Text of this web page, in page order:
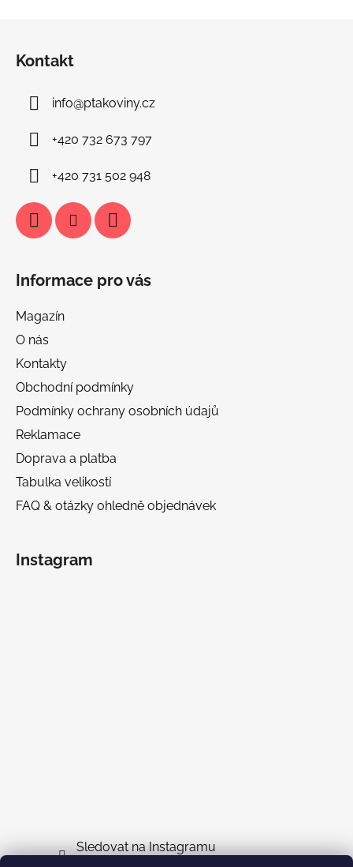
Kontakt
info@ptakoviny.cz
+420 732 673 797
+420 731 502 948
Informace pro vás
Magazín
O nás
Kontakty
Obchodní podmínky
Podmínky ochrany osobních údajů
Reklamace
Doprava a platba
Tabulka velikostí
FAQ & otázky ohledně objednávek
Instagram
Sledovat na Instagramu